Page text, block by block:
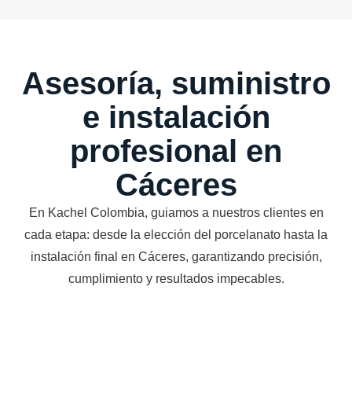
Asesoría, suministro
e instalación
profesional en
Cáceres
En Kachel Colombia, guiamos a nuestros clientes en
cada etapa: desde la elección del porcelanato hasta la
instalación final en Cáceres, garantizando precisión,
cumplimiento y resultados impecables.